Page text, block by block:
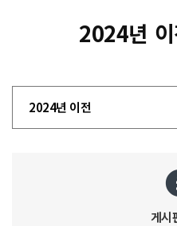
2024년
2024년 이전
게시